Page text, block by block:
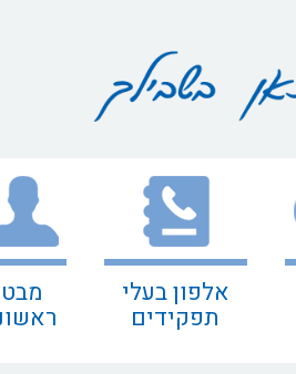
אלפון בעלי
תפקידים
מבט